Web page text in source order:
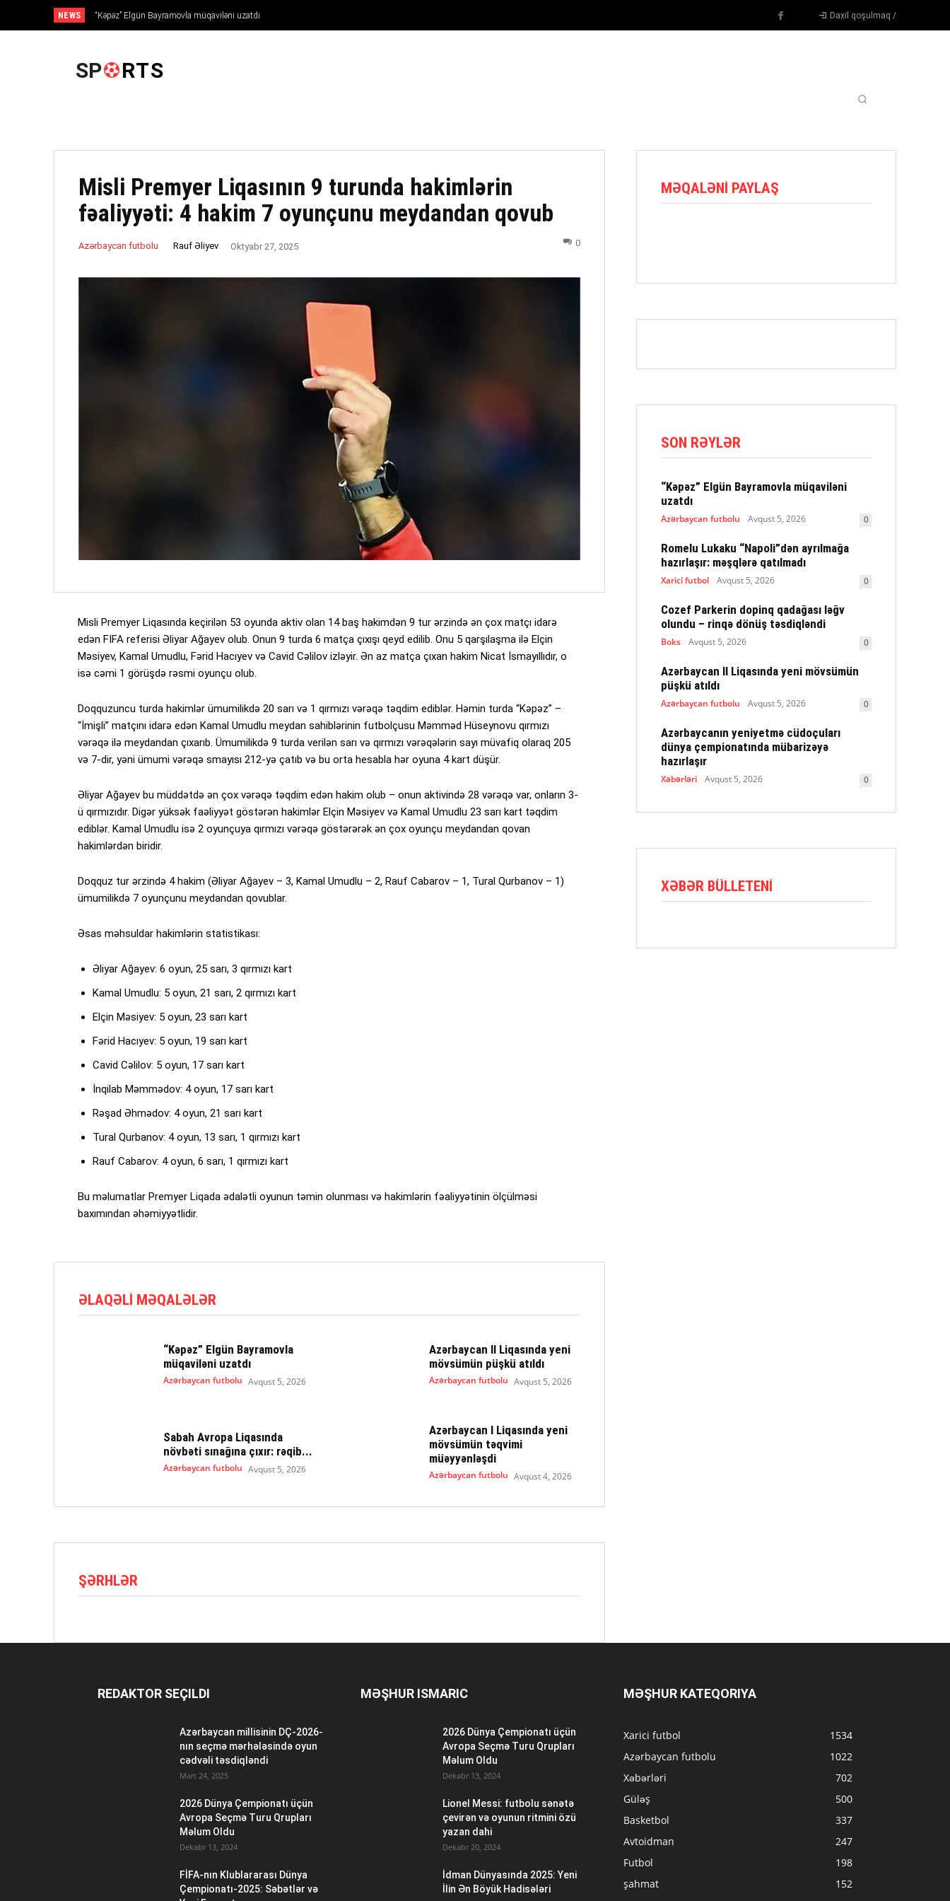
NEWS “Kəpəz” Elgün Bayramovla müqaviləni uzatdı Daxil qoşulmaq /
SP RTS
Misli Premyer Liqasının 9 turunda hakimlərin
fəaliyyəti: 4 hakim 7 oyunçunu meydandan qovub
Azərbaycan futbolu Rauf Əliyev Oktyabr 27, 2025 0
Misli Premyer Liqasında keçirilən 53 oyunda aktiv olan 14 baş hakimdən 9 tur ərzində ən çox matçı idarə
edən FIFA referisi Əliyar Ağayev olub. Onun 9 turda 6 matça çıxışı qeyd edilib. Onu 5 qarşılaşma ilə Elçin
Məsiyev, Kamal Umudlu, Fərid Hacıyev və Cavid Cəlilov izləyir. Ən az matça çıxan hakim Nicat İsmayıllıdır, o
isə cəmi 1 görüşdə rəsmi oyunçu olub.
Doqquzuncu turda hakimlər ümumilikdə 20 sarı və 1 qırmızı vərəqə təqdim ediblər. Həmin turda “Kəpəz” –
“İmişli” matçını idarə edən Kamal Umudlu meydan sahiblərinin futbolçusu Məmməd Hüseynovu qırmızı
vərəqə ilə meydandan çıxarıb. Ümumilikdə 9 turda verilən sarı və qırmızı vərəqələrin sayı müvafiq olaraq 205
və 7-dir, yəni ümumi vərəqə smayısı 212-yə çatıb və bu orta hesabla hər oyuna 4 kart düşür.
Əliyar Ağayev bu müddətdə ən çox vərəqə təqdim edən hakim olub – onun aktivində 28 vərəqə var, onların 3-
ü qırmızıdır. Digər yüksək faəliyyət göstərən hakimlər Elçin Məsiyev və Kamal Umudlu 23 sarı kart təqdim
ediblər. Kamal Umudlu isə 2 oyunçuya qırmızı vərəqə göstərərək ən çox oyunçu meydandan qovan
hakimlərdən biridir.
Doqquz tur ərzində 4 hakim (Əliyar Ağayev – 3, Kamal Umudlu – 2, Rauf Cabarov – 1, Tural Qurbanov – 1)
ümumilikdə 7 oyunçunu meydandan qovublar.
Əsas məhsuldar hakimlərin statistikası:
Əliyar Ağayev: 6 oyun, 25 sarı, 3 qırmızı kart
Kamal Umudlu: 5 oyun, 21 sarı, 2 qırmızı kart
Elçin Məsiyev: 5 oyun, 23 sarı kart
Fərid Hacıyev: 5 oyun, 19 sarı kart
Cavid Cəlilov: 5 oyun, 17 sarı kart
İnqilab Məmmədov: 4 oyun, 17 sarı kart
Rəşad Əhmədov: 4 oyun, 21 sarı kart
Tural Qurbanov: 4 oyun, 13 sarı, 1 qırmızı kart
Rauf Cabarov: 4 oyun, 6 sarı, 1 qırmızı kart
Bu məlumatlar Premyer Liqada ədalətli oyunun təmin olunması və hakimlərin fəaliyyətinin ölçülməsi
baxımından əhəmiyyətlidir.
ƏLAQƏLI MƏQALƏLƏR
“Kəpəz” Elgün Bayramovla
müqaviləni uzatdı
Azərbaycan futbolu Avqust 5, 2026
Azərbaycan II Liqasında yeni
mövsümün püşkü atıldı
Azərbaycan futbolu Avqust 5, 2026
Sabah Avropa Liqasında
növbəti sınağına çıxır: rəqib...
Azərbaycan futbolu Avqust 5, 2026
Azərbaycan I Liqasında yeni
mövsümün təqvimi
müəyyənləşdi
Azərbaycan futbolu Avqust 4, 2026
ŞƏRHLƏR
MƏQALƏNI PAYLAŞ
SON RƏYLƏR
“Kəpəz” Elgün Bayramovla müqaviləni
uzatdı
Azərbaycan futbolu Avqust 5, 2026 0
Romelu Lukaku “Napoli”dən ayrılmağa
hazırlaşır: məşqlərə qatılmadı
Xarici futbol Avqust 5, 2026 0
Cozef Parkerin dopinq qadağası ləğv
olundu – rinqə dönüş təsdiqləndi
Boks Avqust 5, 2026 0
Azərbaycan II Liqasında yeni mövsümün
püşkü atıldı
Azərbaycan futbolu Avqust 5, 2026 0
Azərbaycanın yeniyetmə cüdoçuları
dünya çempionatında mübarizəyə
hazırlaşır
Xəbərləri Avqust 5, 2026 0
XƏBƏR BÜLLETENI
REDAKTOR SEÇILDI
Azərbaycan millisinin DÇ-2026-
nın seçmə mərhələsində oyun
cədvəli təsdiqləndi
Mart 24, 2025
2026 Dünya Çempionatı üçün
Avropa Seçmə Turu Qrupları
Məlum Oldu
Dekabr 13, 2024
FİFA-nın Klublararası Dünya
Çempionatı-2025: Səbətlər və
MƏŞHUR ISMARIC
2026 Dünya Çempionatı üçün
Avropa Seçmə Turu Qrupları
Məlum Oldu
Dekabr 13, 2024
Lionel Messi: futbolu sənətə
çevirən və oyunun ritmini özü
yazan dahi
Dekabr 20, 2024
İdman Dünyasında 2025: Yeni
İlin Ən Böyük Hadisələri
MƏŞHUR KATEQORIYA
Xarici futbol
1534
Azərbaycan futbolu
1022
Xəbərləri
702
Güləş
500
Basketbol
337
Avtoidman
247
Futbol
198
şahmat
152